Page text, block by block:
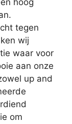
hoog
tegen
wij
waar voor
aan onze
up and
om